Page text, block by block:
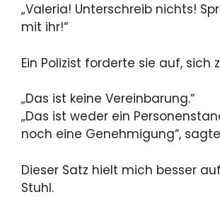
„Valeria! Unterschreib nichts!
mit ihr!“
Ein Polizist forderte sie auf, sich
„Das ist keine Vereinbarung.“
„Das ist weder ein
noch eine Genehmigung“,
Dieser Satz hielt mich besser
Stuhl.